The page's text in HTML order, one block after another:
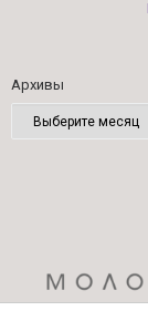
Архивы